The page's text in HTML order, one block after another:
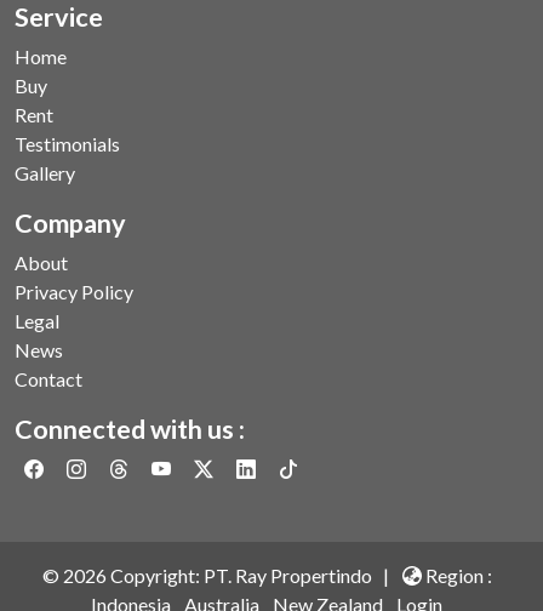
Service
Home
Buy
Rent
Testimonials
Gallery
Company
About
Privacy Policy
Legal
News
Contact
Connected with us :
© 2026 Copyright: PT. Ray Propertindo |
Region :
Indonesia
Australia New Zealand Login